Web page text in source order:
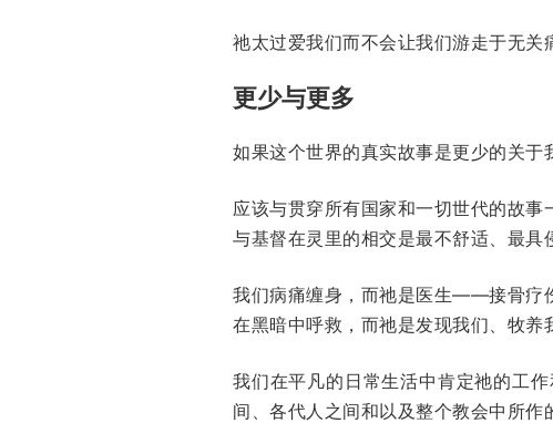
祂太过爱我们而不会让我们游走于无关
更少与更多
如果这个世界的真实故事是更少的关
应该与贯穿所有国家和一切世代的故事
与基督在灵里的相交是最不舒适、最具
我们病痛缠身，而祂是医生——接骨疗
在黑暗中呼救，而祂是发现我们、牧养
我们在平凡的日常生活中肯定祂的工
间、各代人之间和以及整个教会中所作